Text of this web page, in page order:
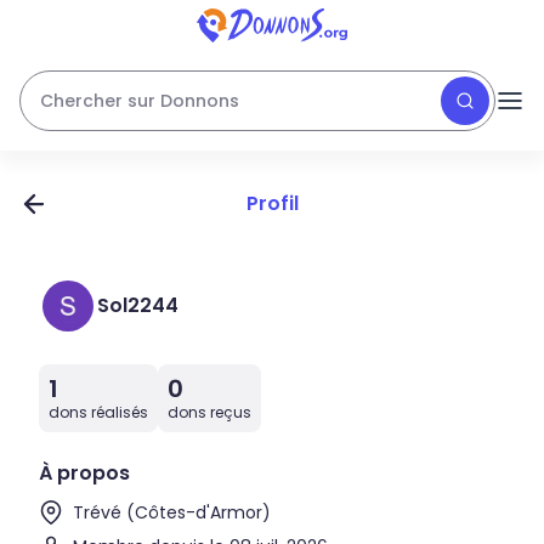
Chercher sur Donnons
Profil
Sol2244
1
dons réalisés
0
dons reçus
À propos
Trévé (Côtes-d'Armor)